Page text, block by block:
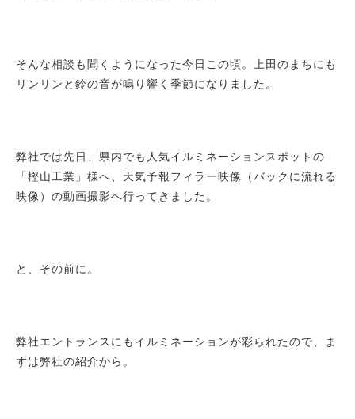
そんな相談も聞くようになった今日この頃。上田のまちにも
リンリンと鈴の音が鳴り響く季節になりました。
弊社では先日、県内でも人気イルミネーションスポットの
「樫山工業」様へ、天気予報フィラー映像（バックに流れる
映像）の動画撮影へ行ってきました。
と、その前に。
弊社エントランスにもイルミネーションが彩られたので、ま
ずは弊社の紹介から。